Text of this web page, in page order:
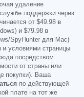
удаление
поддержки через
от $49.98 в
и $79.98 в
SpyHunter для Mac)
и условиями страницы
посредством
от страны или
покупки). Ваша
по действующей
плате на тот же